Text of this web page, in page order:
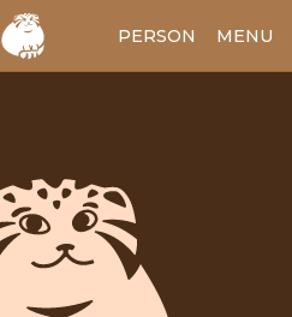
ADD_IMAGE PERSON MENU